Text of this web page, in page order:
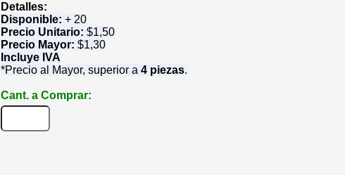
Detalles:
Disponible: + 20
Precio Unitario: $1,50
Precio Mayor: $1,30
Incluye IVA
*Precio al Mayor, superior a 4 piezas.
Cant. a Comprar: